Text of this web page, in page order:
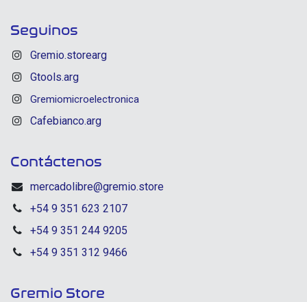
Seguinos
Gremio.storearg
Gtools.arg
Gremiomicroelectronica
Cafebianco.arg
Contáctenos
mercadolibre@gremio.store
+54 9 351 623 2107
+54 9 351 244 9205
+54 9 351 312 9466
Gremio Store